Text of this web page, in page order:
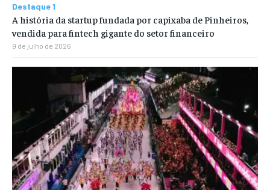
Destaque 1
A história da startup fundada por capixaba de Pinheiros,
vendida para fintech gigante do setor financeiro
9 de julho de 2026